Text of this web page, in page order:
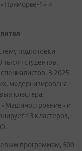
1» и
подготовки
студентов,
В 2025
модернизирована
кластера:
«Машиностроение» и
13 кластеров,
программам, 500